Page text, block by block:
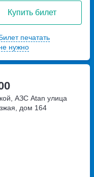
Купить билет
печатать
нужно
АЗС Atan улица
дом 164